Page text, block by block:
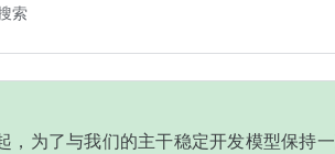
索
，为了与我们的主干稳定开发模型保持